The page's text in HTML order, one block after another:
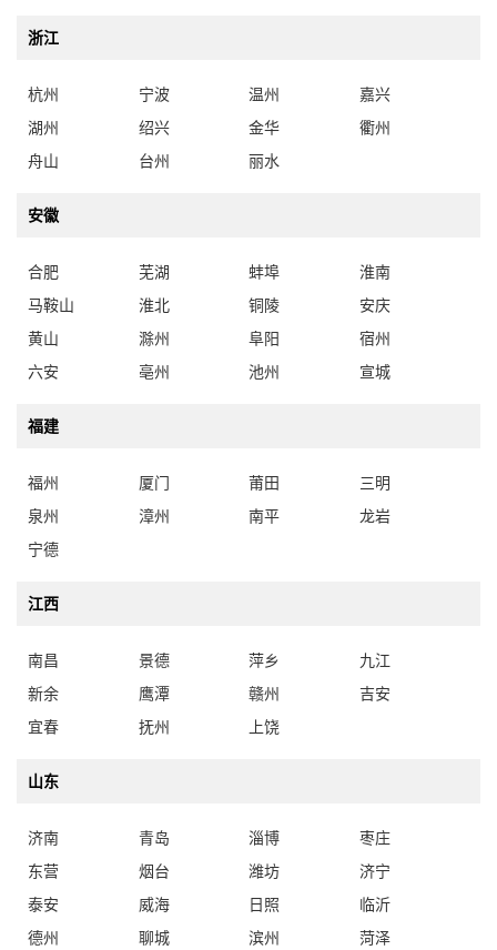
浙江
杭州 宁波 温州
嘉兴
湖州
绍兴 金华
衢州
舟山
台州 丽水
安徽
合肥 芜湖 蚌埠
淮南
马鞍山
淮北 铜陵
安庆
黄山
滁州 阜阳
宿州
六安
亳州 池州 宣城
福建
福州 厦门 莆田
三明
泉州
漳州 南平
龙岩
宁德
江西
南昌 景德 萍乡
九江
新余
鹰潭 赣州
吉安
宜春
抚州 上饶
山东
济南 青岛 淄博
枣庄
东营
烟台 潍坊
济宁
泰安
威海 日照
临沂
德州
聊城 滨州 菏泽